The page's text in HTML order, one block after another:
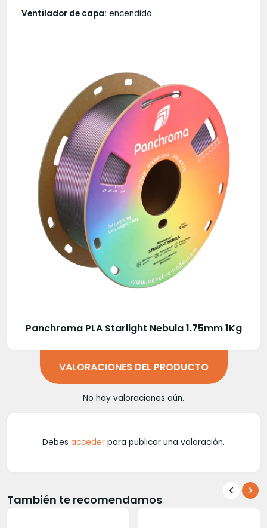
Ventilador de capa: encendido
Panchroma PLA Starlight Nebula 1.75mm 1Kg
VALORACIONES DEL PRODUCTO
No hay valoraciones aún.
Debes acceder para publicar una valoración.
También te recomendamos